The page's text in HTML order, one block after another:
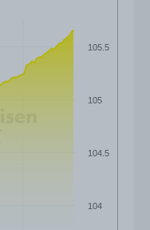
104
104.5
105
105.5